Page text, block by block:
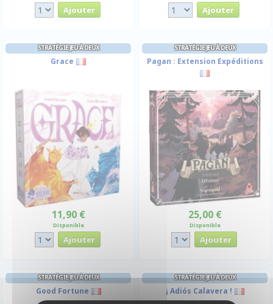
STRATÉGIE JEU À DEUX
Grace
11,90 €
Disponible
STRATÉGIE JEU À DEUX
Pagan : Extension Expéditions
25,00 €
Disponible
STRATÉGIE JEU À DEUX
Good Fortune
STRATÉGIE JEU À DEUX
¡ Adiós Calavera !